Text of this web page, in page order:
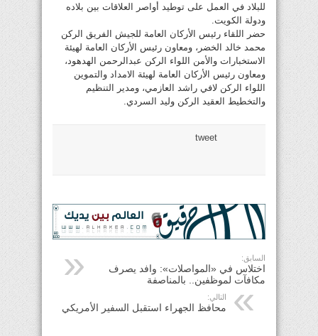
للبلاد في العمل على توطيد أواصر العلاقات بين بلاده
ودولة الكويت.
حضر اللقاء رئيس الأركان العامة للجيش الفريق الركن
محمد خالد الخضر، ومعاون رئيس الأركان العامة لهيئة
الاستخبارات والأمن اللواء الركن عبدالرحمن الهدهود،
ومعاون رئيس الأركان العامة لهيئة الامداد والتموين
اللواء الركن لافي راشد العازمي، ومدير التنظيم
والتخطيط العقيد الركن وليد السردي.
tweet
السابق:
اختلاس في «المواصلات»: وافد يصرف
مكافآت لموظفين.. بالمناصفة
التالي:
محافظ الجهراء استقبل السفير الأمريكي